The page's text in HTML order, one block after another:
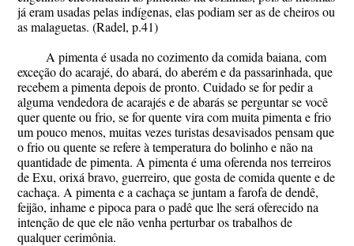
já eram usadas pelas indígenas, elas podiam ser as de cheiros ou
as malaguetas. (Radel, p.41)
A pimenta é usada no cozimento da comida baiana, com
exceção do acarajé, do abará, do aberém e da passarinhada, que
recebem a pimenta depois de pronto. Cuidado se for pedir a
alguma vendedora de acarajés e de abarás se perguntar se você
quer quente ou frio, se for quente vira com muita pimenta e frio
um pouco menos, muitas vezes turistas desavisados pensam que
o frio ou quente se refere à temperatura do bolinho e não na
quantidade de pimenta. A pimenta é uma oferenda nos terreiros
de Exu, orixá bravo, guerreiro, que gosta de comida quente e de
cachaça. A pimenta e a cachaça se juntam a farofa de dendê,
feijão, inhame e pipoca para o padê que lhe será oferecido na
intenção de que ele não venha perturbar os trabalhos de
qualquer cerimônia.